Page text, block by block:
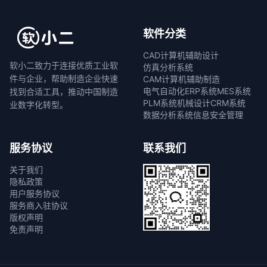
软小二致力于连接优质工业软
件与企业，帮助制造企业快速
找到合适工具，推动中国制造
业数字化转型。
软件分类
CAD计算机辅助设计
仿真分析系统
CAM计算机辅助制造
电气自动化ERP系统MES系统
PLM系统机械设计CRM系统
数据分析系统信息安全管理
服务协议
关于我们
隐私政策
用户服务协议
服务商入驻协议
版权声明
免责声明
联系我们